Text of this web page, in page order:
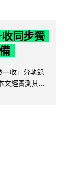
同步獨
一收」分軌錄
文經實測其...